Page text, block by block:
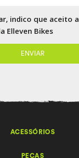
indico que aceito a
Elleven Bikes
ACESSÓRIOS
PEÇAS